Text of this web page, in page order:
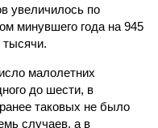
увеличилось по
минувшего года на 945
тысячи.
малолетних
до шести, в
таковых не было
случаев, а в